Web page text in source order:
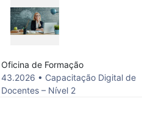
Oficina de Formação
43.2026 • Capacitação Digital de
Docentes – Nível 2